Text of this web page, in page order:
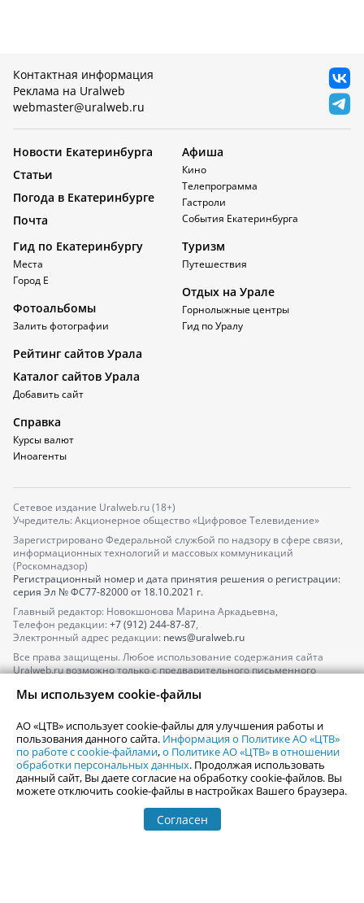
Контактная информация
Реклама на Uralweb
webmaster@uralweb.ru
Новости Екатеринбурга
Статьи
Погода в Екатеринбурге
Почта
Афиша
Кино
Телепрограмма
Гастроли
События Екатеринбурга
Гид по Екатеринбургу
Места
Город Е
Фотоальбомы
Залить фотографии
Туризм
Путешествия
Отдых на Урале
Горнолыжные центры
Гид по Уралу
Рейтинг сайтов Урала
Каталог сайтов Урала
Добавить сайт
Справка
Курсы валют
Иноагенты
Сетевое издание Uralweb.ru (18+)
Учредитель: Акционерное общество «Цифровое Телевидение»
Зарегистрировано Федеральной службой по надзору в сфере связи,
информационных технологий и массовых коммуникаций
(Роскомнадзор)
Регистрационный номер и дата принятия решения о регистрации:
серия Эл № ФС77-82000от 18.10.2021 г.
Главный редактор: Новокшонова Марина Аркадьевна,
Телефон редакции: +7 (912) 244-87-87,
Электронный адрес редакции: news@uralweb.ru
Все права защищены. Любое использование содержания сайта
Uralweb.ru возможно только с предварительного письменного
По вопросам размещения рекламы обращайтесь по тел.
По вопросам размещения информации в разделе «Афиша»
afisha@uralweb.ru
Пользовательское соглашение на использование сайта
Политика АО «ЦТВ» в отношении обработки персональных данных
Мы используем cookie-файлы
АО «ЦТВ» использует cookie-файлы для улучшения работы и
пользования данного сайта. Информация о Политике АО «ЦТВ»
по работе с cookie-файлами,о Политике АО «ЦТВ» в отношении
обработки персональных данных. Продолжая использовать
данный сайт, Вы даете согласие на обработку cookie-файлов. Вы
можете отключить cookie-файлы в настройках Вашего браузера.
Согласен